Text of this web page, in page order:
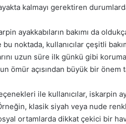
kalmayı gerektiren
ayakkabıların bakımı da
bu noktada, kullanıcılar çeşitli
uzun süre ilk günkü gibi
ömür açısından büyük bir önem
ile kullanıcılar, iskarpin
klasik siyah veya nude
ortamlarda dikkat çekici bir